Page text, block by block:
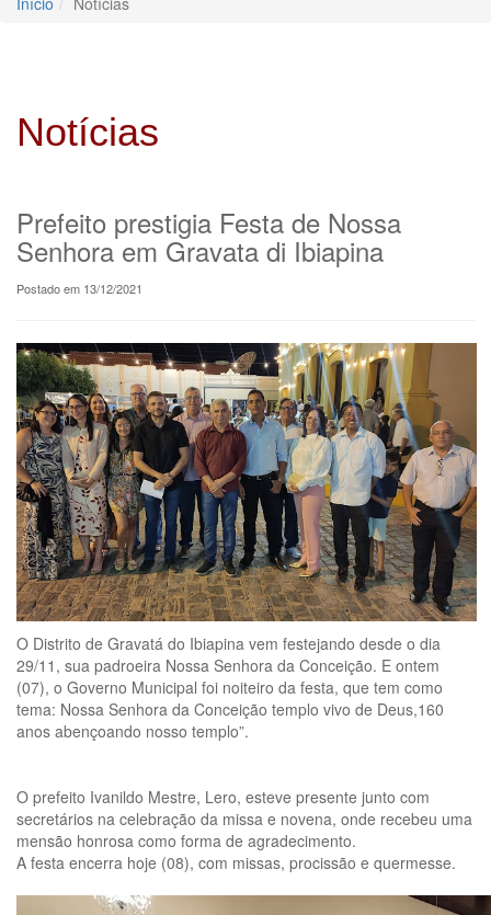
Notícias
Prefeito prestigia Festa de Nossa
Senhora em Gravata di Ibiapina
Postado em 13/12/2021
O Distrito de Gravatá do Ibiapina vem festejando desde o dia
29/11, sua padroeira Nossa Senhora da Conceição. E ontem
(07), o Governo Municipal foi noiteiro da festa, que tem como
tema: Nossa Senhora da Conceição templo vivo de Deus,160
anos abençoando nosso templo”.
O prefeito Ivanildo Mestre, Lero, esteve presente junto com
secretários na celebração da missa e novena, onde recebeu uma
mensão honrosa como forma de agradecimento.
A festa encerra hoje (08), com missas, procissão e quermesse.